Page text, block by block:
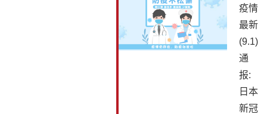
疫情
最新
(9.1)
通
报:
日本
新冠